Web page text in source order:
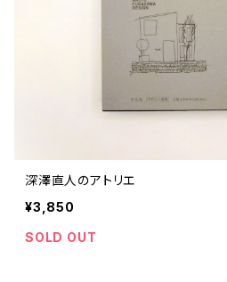
深澤直人のアトリエ
¥3,850
SOLD OUT